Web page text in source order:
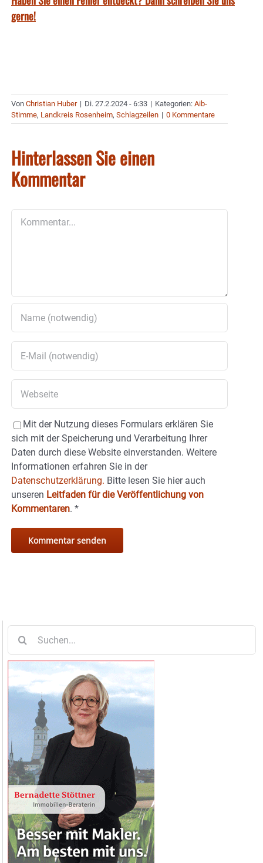
gerne!
Von Christian Huber | Di. 27.2.2024 - 6:33 | Kategorien: Aib-
Stimme, Landkreis Rosenheim, Schlagzeilen | 0 Kommentare
Hinterlassen Sie einen
Kommentar
Mit der Nutzung dieses Formulars erklären Sie
sich mit der Speicherung und Verarbeitung Ihrer
Daten durch diese Website einverstanden. Weitere
Informationen erfahren Sie in der
Datenschutzerklärung. Bitte lesen Sie hier auch
unseren Leitfaden für die Veröffentlichung von
Kommentaren. *
nach: